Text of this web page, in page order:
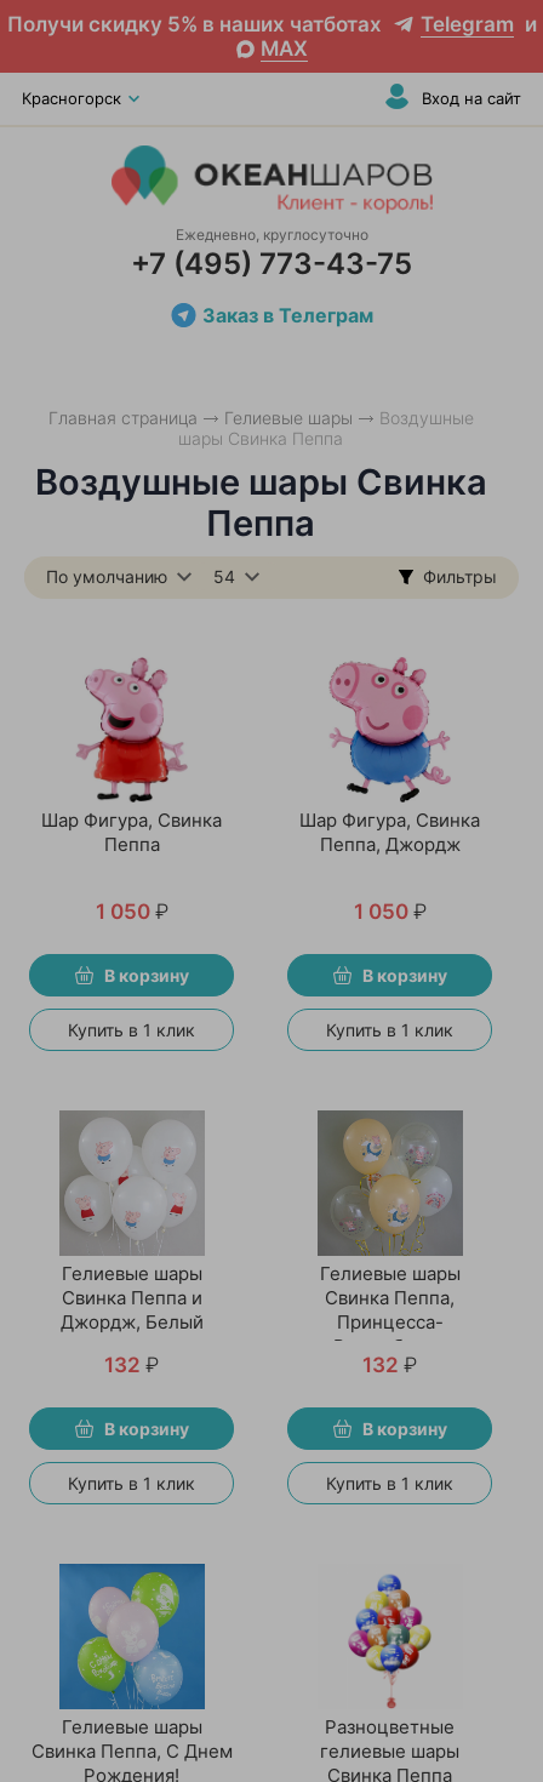
Получи скидку 5% в наших чатботах Telegram и
MAX
Красногорск Вход на сайт
Ежедневно, круглосуточно
+7 (495) 773-43-75
Заказ в Телеграм
Главная страница Гелиевые шары
Воздушные
шары Свинка Пеппа
Воздушные шары Свинка
Пеппа
Фильтры
По умолчанию 54
Шар Фигура, Свинка
Пеппа
1 050 ₽
В корзину
Купить в 1 клик
Шар Фигура, Свинка
Пеппа, Джордж
1 050 ₽
В корзину
Купить в 1 клик
Гелиевые шары
Свинка Пеппа и
Джордж, Белый
132 ₽
В корзину
Купить в 1 клик
Гелиевые шары
Свинка Пеппа,
Принцесса-
Волшебница
132 ₽
В корзину
Купить в 1 клик
Гелиевые шары
Свинка Пеппа, С Днем
Рождения!
Разноцветные
гелиевые шары
Свинка Пеппа